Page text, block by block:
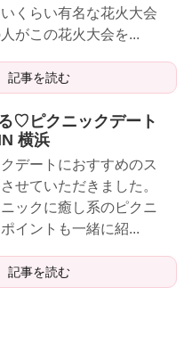
くらい有名な花火大会
がこの花火大会を...
記事を読む
♡ピクニックデート
横浜
デートにおすすめのス
せていただきました。
ックに癒し系のピクニ
イントも一緒に紹...
記事を読む